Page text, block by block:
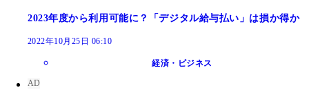
2023年度から利用可能に？「デジタル給与払い」は損か得か
2022年10月25日 06:10
経済・ビジネス